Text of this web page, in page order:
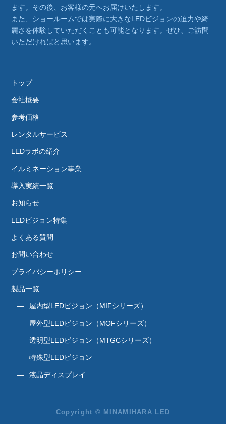
ます。その後、お客様の元へお届けいたします。
また、ショールームでは実際に大きなLEDビジョンの迫力や綺
麗さを体験していただくことも可能となります。ぜひ、ご訪問
いただければと思います。
トップ
会社概要
参考価格
レンタルサービス
LEDラボの紹介
イルミネーション事業
導入実績一覧
お知らせ
LEDビジョン特集
よくある質問
お問い合わせ
プライバシーポリシー
製品一覧
屋内型LEDビジョン（MIFシリーズ）
屋外型LEDビジョン（MOFシリーズ）
透明型LEDビジョン（MTGCシリーズ）
特殊型LEDビジョン
液晶ディスプレイ
Copyright © MINAMIHARA LED